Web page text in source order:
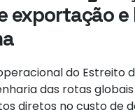
exportação
do Estreito
das rotas
diretos no custo de